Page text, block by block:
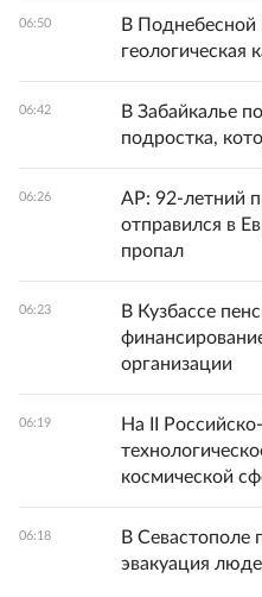
06:50
В Поднебесной
геологическая
06:42
В Забайкалье
подростка,
06:26
AP: 92-летний
отправился в
пропал
06:23
В Кузбассе
организации
06:19
На II
космической
06:18
В Севастополе
эвакуация